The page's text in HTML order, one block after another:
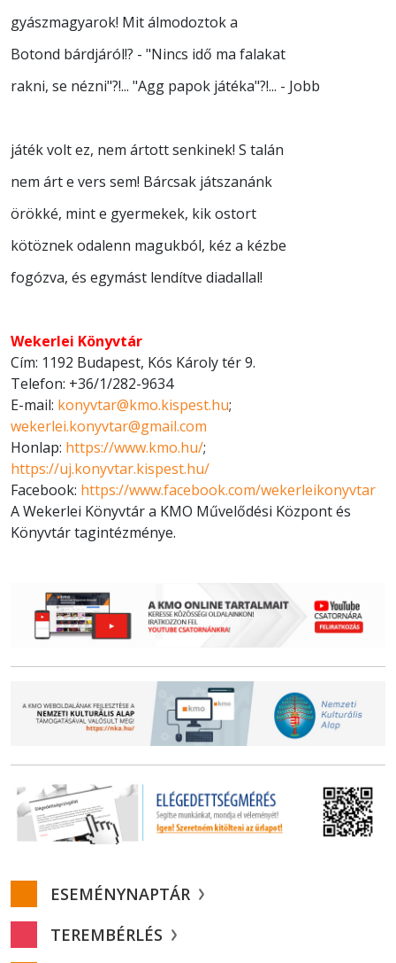
gyászmagyarok! Mit álmodoztok a
Botond bárdjáról!? - "Nincs idő ma falakat
rakni, se nézni"?!... "Agg papok játéka"?!... - Jobb
játék volt ez, nem ártott senkinek! S talán
nem árt e vers sem! Bárcsak játszanánk
örökké, mint e gyermekek, kik ostort
kötöznek odalenn magukból, kéz a kézbe
fogózva, és egymást lendítve diadallal!
Wekerlei Könyvtár
Cím: 1192 Budapest, Kós Károly tér 9.
Telefon: +36/1/282-9634
E-mail: konyvtar@kmo.kispest.hu;
wekerlei.konyvtar@gmail.com
Honlap: https://www.kmo.hu/;
https://uj.konyvtar.kispest.hu/
Facebook: https://www.facebook.com/wekerleikonyvtar
A Wekerlei Könyvtár a KMO Művelődési Központ és
Könyvtár tagintézménye.
ESEMÉNYNAPTÁR
TEREMBÉRLÉS